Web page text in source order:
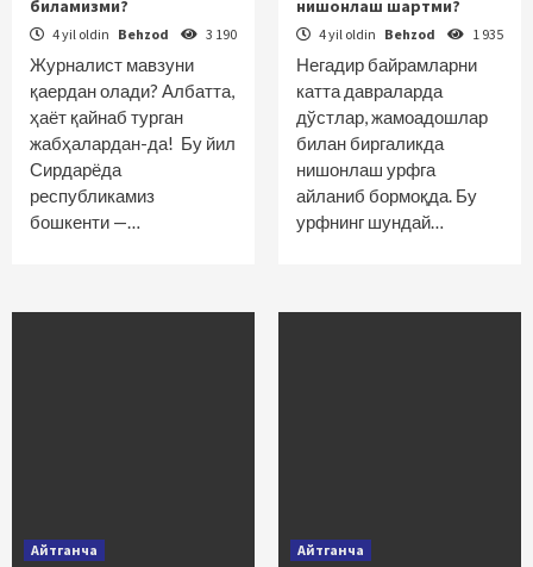
биламизми?
4 yil oldin Behzod 3 190
Журналист мавзуни
қаердан олади? Албатта,
ҳаёт қайнаб турган
жабҳалардан-да! Бу йил
Сирдарёда
республикамиз
бошкенти —…
нишонлаш шартми?
4 yil oldin Behzod 1 935
Негадир байрамларни
катта давраларда
дўстлар, жамоа­дошлар
билан биргаликда
нишонлаш урфга
айланиб бормоқда. Бу
урфнинг шундай…
Айтганча Айтганча